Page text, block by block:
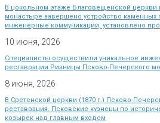
В цокольном этаже Благовещенской церкви
монастыре завершено устройство
инженерные коммуникации, установлено
10 июня, 2026
Специалисты осуществили уникальное
реставрации Ризницы Псково-Печерского
8 июня, 2026
В Сретенской церкви (1870 г.) Псково-
реставрация. Псковские кузнецы по
козырек над главным входом